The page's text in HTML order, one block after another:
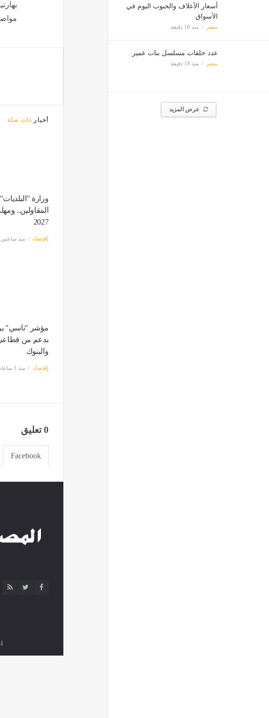
أسعار الأعلاف والحبوب اليوم في
الأسواق
مصر منذ 18 دقيقة
عدد حلقات مسلسل بنات عمير
مصر منذ 18 دقيقة
عرض المزيد
أخبار ذات صلة
وزارة
المقاولين..
2027
إقتصاد منذ ساعتين
بدعم من قطاعي
والبنوك
إقتصاد منذ 3 ساعات
0 تعليق
Facebook